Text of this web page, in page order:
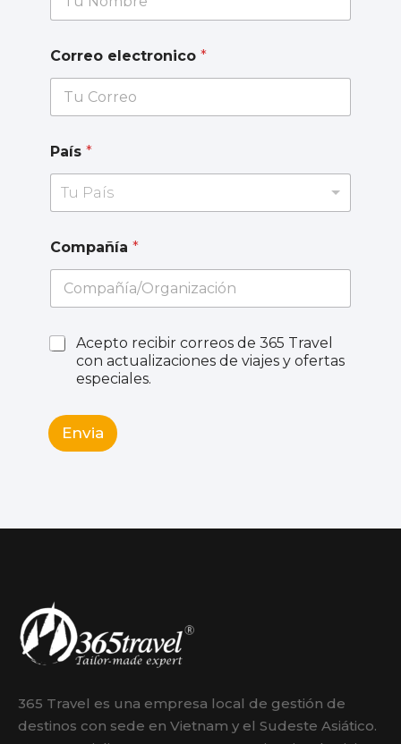
Correo electronico *
País *
Tu País
Compañía *
Acepto recibir correos de 365 Travel
con actualizaciones de viajes y ofertas
especiales.
Envia
365 Travel es una empresa local de gestión de
destinos con sede en Vietnam y el Sudeste Asiático.